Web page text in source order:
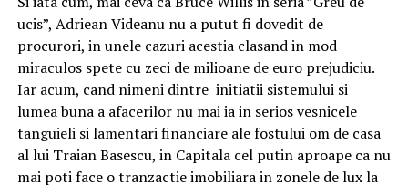
ucis”, Adriean Videanu nu a putut fi dovedit de
procurori, in unele cazuri acestia clasand in mod
miraculos spete cu zeci de milioane de euro prejudiciu.
Iar acum, cand nimeni dintre initiatii sistemului si
lumea buna a afacerilor nu mai ia in serios vesnicele
tanguieli si lamentari financiare ale fostului om de casa
al lui Traian Basescu, in Capitala cel putin aproape ca nu
mai poti face o tranzactie imobiliara in zonele de lux la